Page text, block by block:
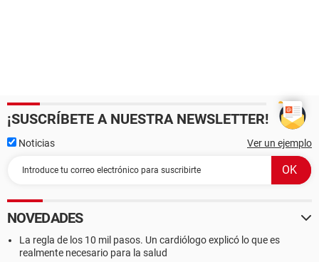
¡SUSCRÍBETE A NUESTRA NEWSLETTER!
Noticias Ver un ejemplo
NOVEDADES
La regla de los 10 mil pasos. Un cardiólogo explicó lo que es
realmente necesario para la salud